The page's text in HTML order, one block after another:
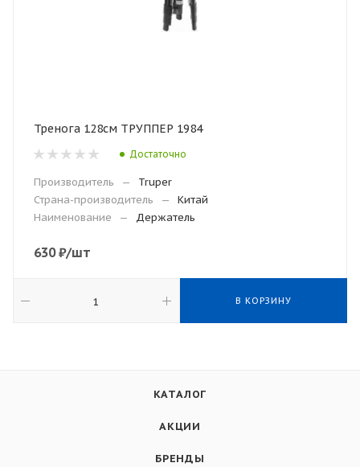
Тренога 128см ТРУППЕР 1984
Достаточно
Производитель —
Truper
Страна-производитель
—
Китай
Наименование
— Держатель
630₽/шт
В КОРЗИНУ
КАТАЛОГ
АКЦИИ
БРЕНДЫ